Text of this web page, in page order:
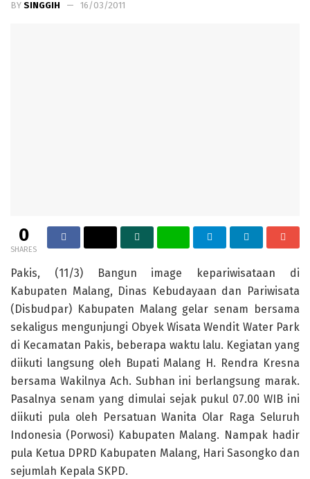
BY SINGGIH 16/03/2011
0
SHARES
Pakis, (11/3) Bangun image kepariwisataan di
Kabupaten Malang, Dinas Kebudayaan dan Pariwisata
(Disbudpar) Kabupaten Malang gelar senam bersama
sekaligus mengunjungi Obyek Wisata Wendit Water Park
di Kecamatan Pakis, beberapa waktu lalu. Kegiatan yang
diikuti langsung oleh Bupati Malang H. Rendra Kresna
bersama Wakilnya Ach. Subhan ini berlangsung marak.
Pasalnya senam yang dimulai sejak pukul 07.00 WIB ini
diikuti pula oleh Persatuan Wanita Olar Raga Seluruh
Indonesia (Porwosi) Kabupaten Malang. Nampak hadir
pula Ketua DPRD Kabupaten Malang, Hari Sasongko dan
sejumlah Kepala SKPD.